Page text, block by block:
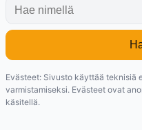
Evästeet: Sivusto käyttää teknisiä
varmistamiseksi. Evästeet ovat
käsitellä.